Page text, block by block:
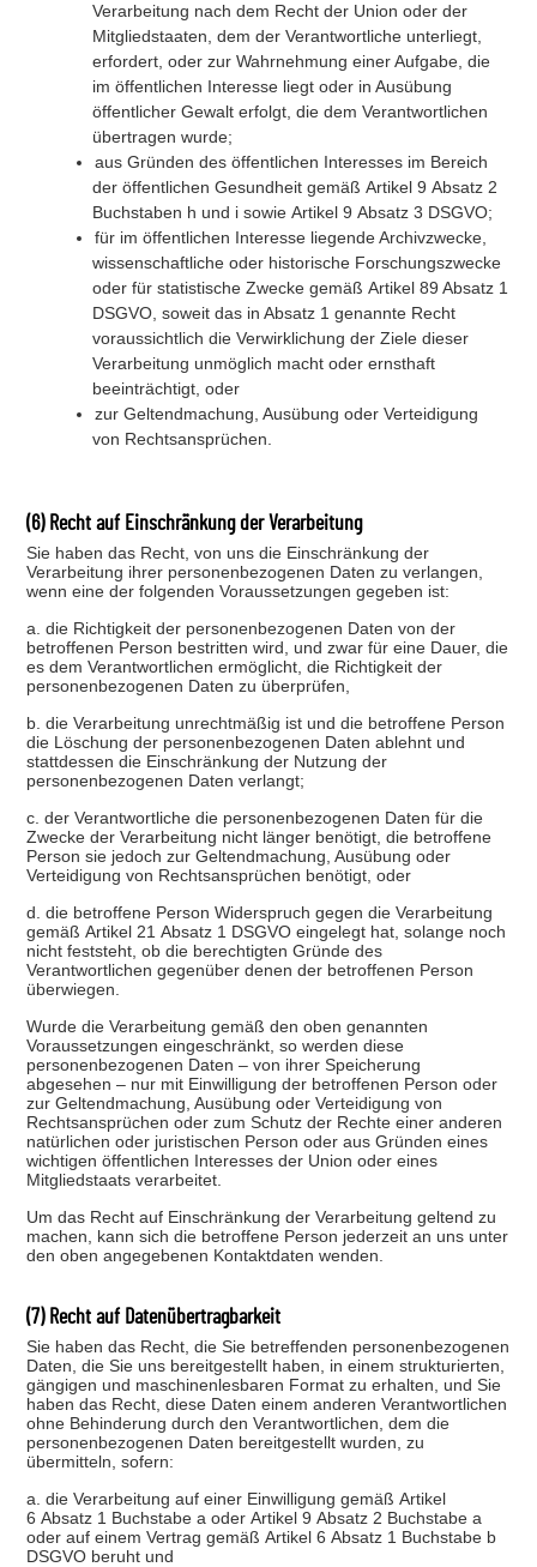
Verarbeitung nach dem Recht der Union oder der
Mitgliedstaaten, dem der Verantwortliche unterliegt,
erfordert, oder zur Wahrnehmung einer Aufgabe, die
im öffentlichen Interesse liegt oder in Ausübung
öffentlicher Gewalt erfolgt, die dem Verantwortlichen
übertragen wurde;
aus Gründen des öffentlichen Interesses im Bereich
der öffentlichen Gesundheit gemäß Artikel 9 Absatz 2
Buchstaben h und i sowie Artikel 9 Absatz 3 DSGVO;
für im öffentlichen Interesse liegende Archivzwecke,
wissenschaftliche oder historische Forschungszwecke
oder für statistische Zwecke gemäß Artikel 89 Absatz 1
DSGVO, soweit das in Absatz 1 genannte Recht
voraussichtlich die Verwirklichung der Ziele dieser
Verarbeitung unmöglich macht oder ernsthaft
beeinträchtigt, oder
zur Geltendmachung, Ausübung oder Verteidigung
von Rechtsansprüchen.
(6) Recht auf Einschränkung der Verarbeitung
Sie haben das Recht, von uns die Einschränkung der
Verarbeitung ihrer personenbezogenen Daten zu verlangen,
wenn eine der folgenden Voraussetzungen gegeben ist:
a. die Richtigkeit der personenbezogenen Daten von der
betroffenen Person bestritten wird, und zwar für eine Dauer, die
es dem Verantwortlichen ermöglicht, die Richtigkeit der
personenbezogenen Daten zu überprüfen,
b. die Verarbeitung unrechtmäßig ist und die betroffene Person
die Löschung der personenbezogenen Daten ablehnt und
stattdessen die Einschränkung der Nutzung der
personenbezogenen Daten verlangt;
c. der Verantwortliche die personenbezogenen Daten für die
Zwecke der Verarbeitung nicht länger benötigt, die betroffene
Person sie jedoch zur Geltendmachung, Ausübung oder
Verteidigung von Rechtsansprüchen benötigt, oder
d. die betroffene Person Widerspruch gegen die Verarbeitung
gemäß Artikel 21 Absatz 1 DSGVO eingelegt hat, solange noch
nicht feststeht, ob die berechtigten Gründe des
Verantwortlichen gegenüber denen der betroffenen Person
überwiegen.
Wurde die Verarbeitung gemäß den oben genannten
Voraussetzungen eingeschränkt, so werden diese
personenbezogenen Daten – von ihrer Speicherung
abgesehen – nur mit Einwilligung der betroffenen Person oder
zur Geltendmachung, Ausübung oder Verteidigung von
Rechtsansprüchen oder zum Schutz der Rechte einer anderen
natürlichen oder juristischen Person oder aus Gründen eines
wichtigen öffentlichen Interesses der Union oder eines
Mitgliedstaats verarbeitet.
Um das Recht auf Einschränkung der Verarbeitung geltend zu
machen, kann sich die betroffene Person jederzeit an uns unter
den oben angegebenen Kontaktdaten wenden.
(7) Recht auf Datenübertragbarkeit
Sie haben das Recht, die Sie betreffenden personenbezogenen
Daten, die Sie uns bereitgestellt haben, in einem strukturierten,
gängigen und maschinenlesbaren Format zu erhalten, und Sie
haben das Recht, diese Daten einem anderen Verantwortlichen
ohne Behinderung durch den Verantwortlichen, dem die
personenbezogenen Daten bereitgestellt wurden, zu
übermitteln, sofern:
a. die Verarbeitung auf einer Einwilligung gemäß Artikel
6 Absatz 1 Buchstabe a oder Artikel 9 Absatz 2 Buchstabe a
oder auf einem Vertrag gemäß Artikel 6 Absatz 1 Buchstabe b
DSGVO beruht und